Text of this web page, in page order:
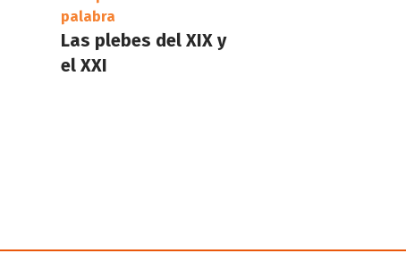
palabra
Las plebes del XIX y
el XXI